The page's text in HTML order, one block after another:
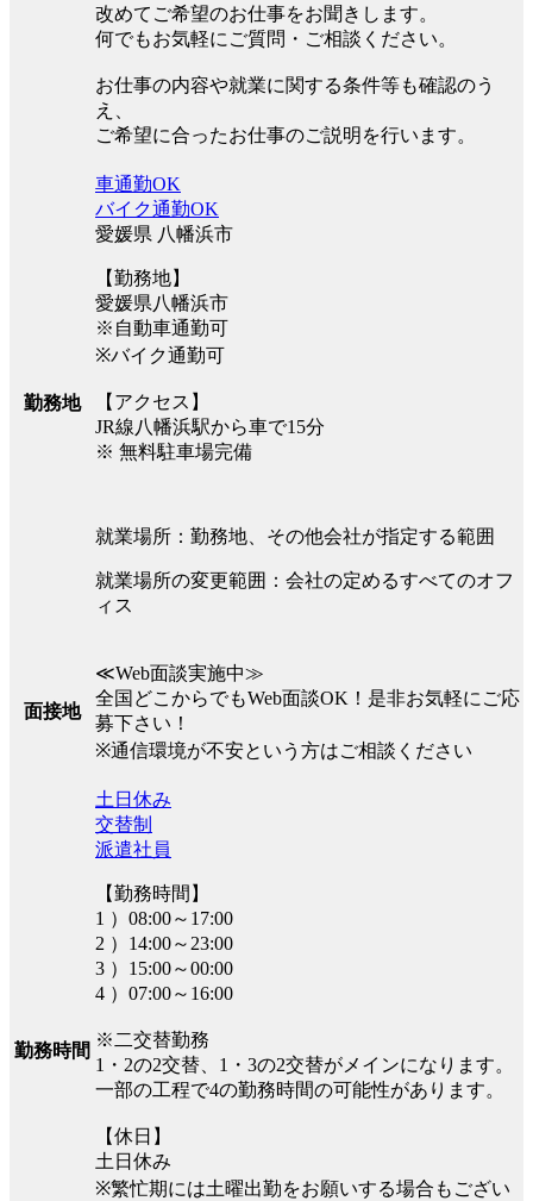
改めてご希望のお仕事をお聞きします。
何でもお気軽にご質問・ご相談ください。
お仕事の内容や就業に関する条件等も確認のう
え、
ご希望に合ったお仕事のご説明を行います。
勤務地
車通勤OK
バイク通勤OK
愛媛県 八幡浜市
【勤務地】
愛媛県八幡浜市
※自動車通勤可
※バイク通勤可
【アクセス】
JR線八幡浜駅から車で15分
※ 無料駐車場完備
就業場所：勤務地、その他会社が指定する範囲
就業場所の変更範囲：会社の定めるすべてのオフ
ィス
面接地
≪Web面談実施中≫
全国どこからでもWeb面談OK！是非お気軽にご応
募下さい！
※通信環境が不安という方はご相談ください
勤務時間
土日休み
交替制
派遣社員
【勤務時間】
1 ）08:00～17:00
2 ）14:00～23:00
3 ）15:00～00:00
4 ）07:00～16:00
※二交替勤務
1・2の2交替、1・3の2交替がメインになります。
一部の工程で4の勤務時間の可能性があります。
【休日】
土日休み
※繁忙期には土曜出勤をお願いする場合もござい